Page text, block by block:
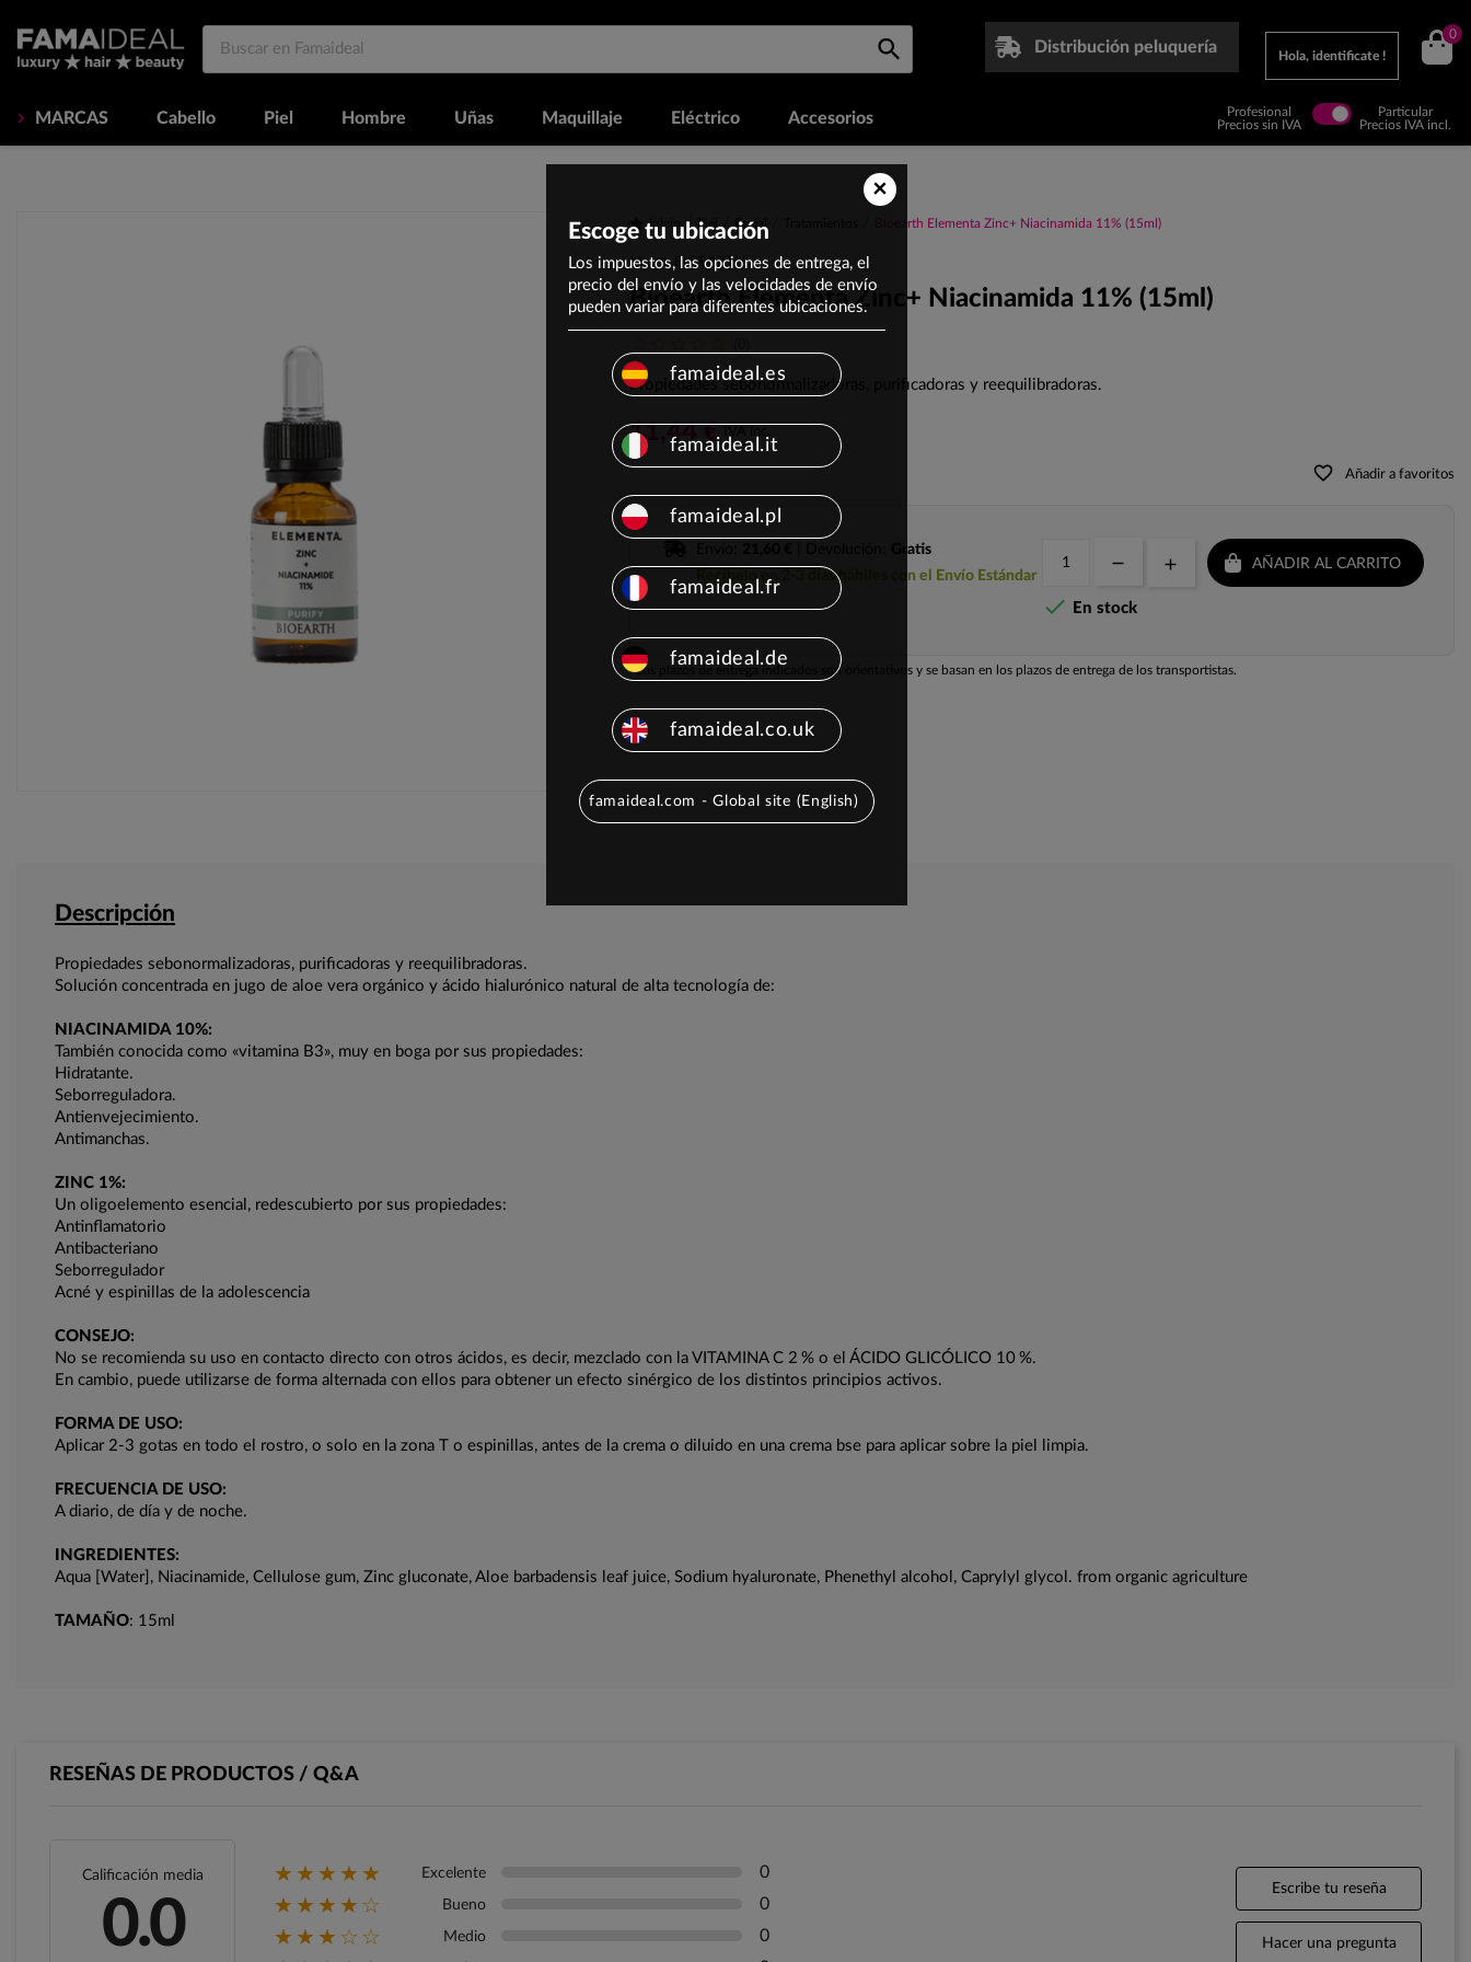
Distribución peluquería
Hola, identificate !
0
MARCAS Cabello Piel Hombre Uñas Maquillaje Eléctrico Accesorios
Profesional
Precios sin IVA
Particular
Precios IVA incl.
Inicio Piel Facial Bioearth Elementa Zinc+ Niacinamida 11% (15ml)
Marca: BIOEARTH
Bioearth Elementa Zinc+ Niacinamida 11% (15ml)
Propiedades sebonormalizadoras, purificadoras y reequilibradoras.
11,44 €
favorite_border Añadir a favoritos
Gratis
Recíbelo en 2-3 días hábiles con el Envío Estándar
AÑADIR AL CARRITO
 En stock
Los plazos de entrega indicados son orientativos y se basan en los plazos de entrega de los transportistas.
Descripción
Propiedades sebonormalizadoras, purificadoras y reequilibradoras.
Solución concentrada en jugo de aloe vera orgánico y ácido hialurónico natural de alta tecnología de:
NIACINAMIDA 10%:
También conocida como «vitamina B3», muy en boga por sus propiedades:
Hidratante.
Seborreguladora.
Antienvejecimiento.
Antimanchas.
ZINC 1%:
Un oligoelemento esencial, redescubierto por sus propiedades:
Antinflamatorio
Antibacteriano
Seborregulador
Acné y espinillas de la adolescencia
CONSEJO:
No se recomienda su uso en contacto directo con otros ácidos, es decir, mezclado con la VITAMINA C 2 % o el ÁCIDO GLICÓLICO 10 %.
En cambio, puede utilizarse de forma alternada con ellos para obtener un efecto sinérgico de los distintos principios activos.
FORMA DE USO:
Aplicar 2-3 gotas en todo el rostro, o solo en la zona T o espinillas, antes de la crema o diluido en una crema bse para aplicar sobre la piel limpia.
FRECUENCIA DE USO:
A diario, de día y de noche.
INGREDIENTES:
Aqua [Water], Niacinamide, Cellulose gum, Zinc gluconate, Aloe barbadensis leaf juice, Sodium hyaluronate, Phenethyl alcohol, Caprylyl glycol. from organic agriculture
TAMAÑO: 15ml
RESEÑAS DE PRODUCTOS / Q&A
Calificación media
0.0
★★★★★ Excelente 0
★★★★☆ Bueno 0
★★★☆☆ Medio 0
Escribe tu reseña
Hacer una pregunta
×
Escoge tu ubicación
Los impuestos, las opciones de entrega, el
precio del envío y las velocidades de envío
pueden variar para diferentes ubicaciones.
famaideal.es
famaideal.it
famaideal.pl
famaideal.fr
famaideal.de
famaideal.co.uk
famaideal.com - Global site (English)